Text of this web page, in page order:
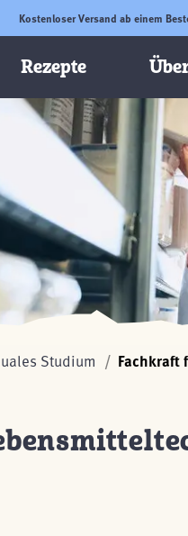
Kostenloser Versand ab einem
Rezepte
Studium Fachkraft